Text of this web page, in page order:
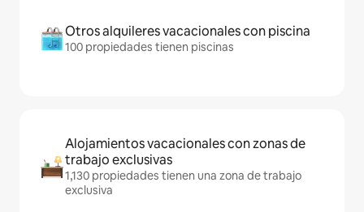
Otros alquileres vacacionales con piscina
100 propiedades tienen piscinas
Alojamientos vacacionales con zonas de
trabajo exclusivas
1,130 propiedades tienen una zona de trabajo
exclusiva